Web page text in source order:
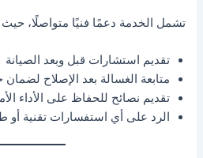
تشمل الخدمة دعمًا فنيًا متواصلًا، حيث
تقديم استشارات قبل وبعد الصيانة
متابعة الغسالة بعد الإصلاح
تقديم نصائح للحفاظ على الأداء
الرد على أي استفسارات تقنية أو